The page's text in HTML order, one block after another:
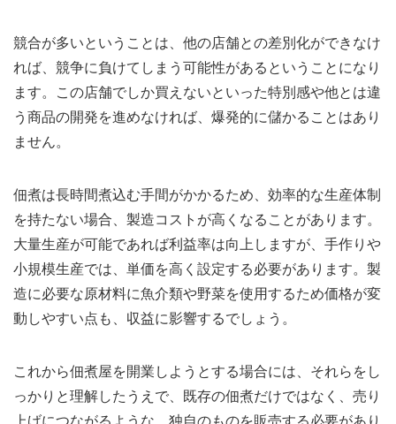
競合が多いということは、他の店舗との差別化ができなけ
れば、競争に負けてしまう可能性があるということになり
ます。この店舗でしか買えないといった特別感や他とは違
う商品の開発を進めなければ、爆発的に儲かることはあり
ません。
佃煮は長時間煮込む手間がかかるため、効率的な生産体制
を持たない場合、製造コストが高くなることがあります。
大量生産が可能であれば利益率は向上しますが、手作りや
小規模生産では、単価を高く設定する必要があります。製
造に必要な原材料に魚介類や野菜を使用するため価格が変
動しやすい点も、収益に影響するでしょう。
これから佃煮屋を開業しようとする場合には、それらをし
っかりと理解したうえで、既存の佃煮だけではなく、売り
上げにつながるような、独自のものを販売する必要があり